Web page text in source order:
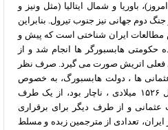
باوریا و شمال ایتالیا (مثل ونیز و
دوم جهانی نیز جنوب تیرول. بنابراین
مطالعات ایران شناختی است که پیش و
حکومتی هابسبورگر ها انجام شد و از
فعلی اتریش صورت می گیرد. صرف نظر
ها ، دولت هابسبورگ، به خصوص
بعد از شکست مجارستان در سال ۱۵۲۶ میلادی ، ناچار بود، از یک طرف
عثمانی و از طرف دیگر برای برقراری
تعدادی از مترجمین زبده و مسلط